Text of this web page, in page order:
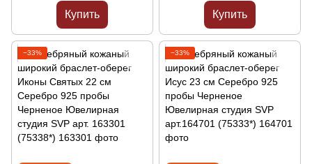
Ювелирная студия SVP арт.
163101 (75334*)
Купить
пробы Черненое Ювелирная
студия SVP арт. 163201
(75331*)
Купить
−33% −33%